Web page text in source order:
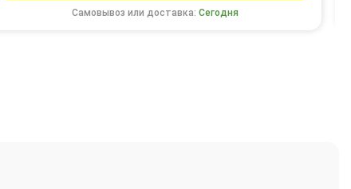
Самовывоз или доставка:Сегодня